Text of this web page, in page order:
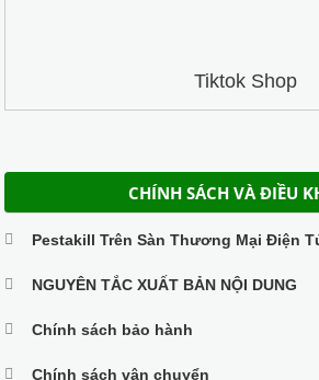
Tiktok Shop
CHÍNH SÁCH VÀ ĐIỀU
Pestakill Trên Sàn Thương Mại Điện
NGUYÊN TẮC XUẤT BẢN NỘI DUNG
Chính sách bảo hành
Chính sách vận chuyển